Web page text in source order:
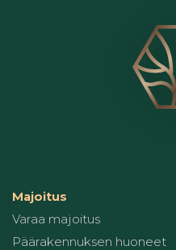
Majoitus
Varaa majoitus
Päärakennuksen huoneet